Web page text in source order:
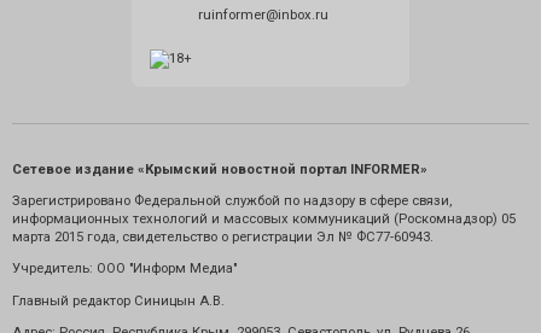
ruinformer@inbox.ru
Сетевое издание «Крымский новостной портал INFORMER»
Зарегистрировано Федеральной службой по надзору в сфере связи,
информационных технологий и массовых коммуникаций (Роскомнадзор) 05
марта 2015 года, свидетельство о регистрации Эл № ФС77-60943.
Учредитель: ООО "Информ Медиа"
Главный редактор Синицын А.В.